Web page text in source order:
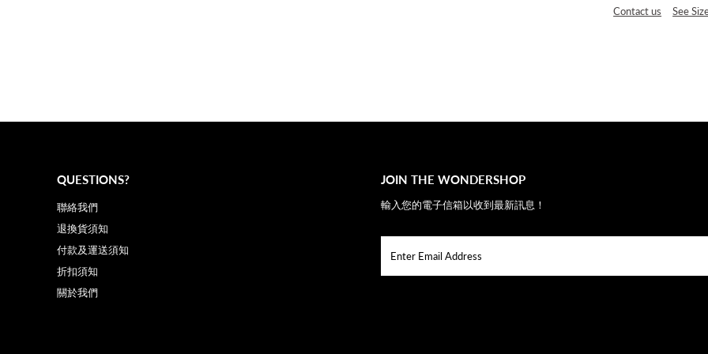
Contact us See
QUESTIONS?
聯絡我們
退換貨須知
付款及運送須知
折扣須知
關於我們
JOIN THE WONDERSHOP
輸入您的電子信箱以收到最新訊息！